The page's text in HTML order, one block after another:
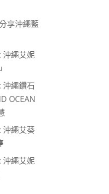
享沖繩藍
沖繩艾妮
沖繩鑽石
OCEAN
沖繩艾葵
沖繩艾妮